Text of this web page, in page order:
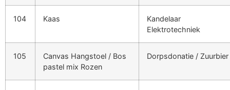
104 Kaas
Kandelaar
Elektrotechniek
105
Canvas Hangstoel / Bos
pastel mix Rozen
Dorpsdonatie / Zuurbier